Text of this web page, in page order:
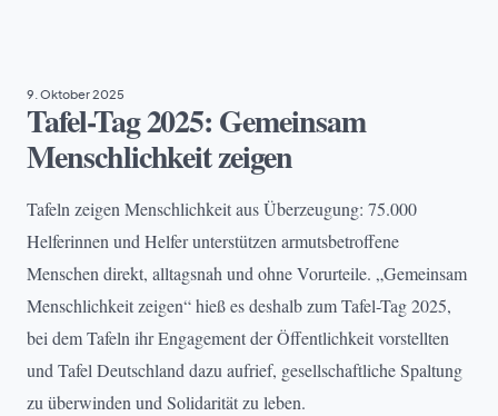
9. Oktober 2025
Tafel-Tag 2025: Gemeinsam
Menschlichkeit zeigen
Tafeln zeigen Menschlichkeit aus Überzeugung: 75.000
Helferinnen und Helfer unterstützen armutsbetroffene
Menschen direkt, alltagsnah und ohne Vorurteile. „Gemeinsam
Menschlichkeit zeigen“ hieß es deshalb zum Tafel-Tag 2025,
bei dem Tafeln ihr Engagement der Öffentlichkeit vorstellten
und Tafel Deutschland dazu aufrief, gesellschaftliche Spaltung
zu überwinden und Solidarität zu leben.